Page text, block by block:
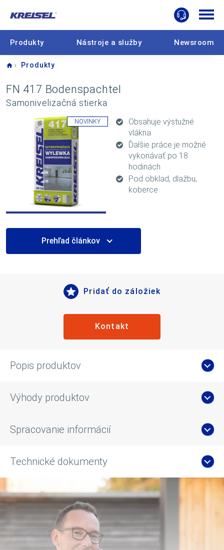
Produkty Nástroje a služby Newsroom
Home
Produkty
FN 417 Bodenspachtel
Samonivelizačná stierka
NOVINKY
Obsahuje výstužné
vlákna
Ďalšie práce je možné
vykonávať po 18
hodinách
Pod obklad, dlažbu,
koberce
Prehľad článkov
Pridať do záložiek
Kontakt
Popis produktov
Výhody produktov
Spracovanie informácií
Technické dokumenty